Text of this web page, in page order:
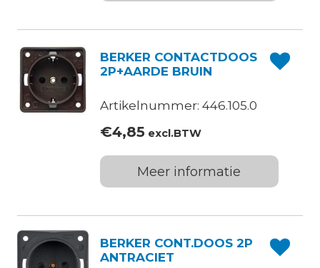
BERKER CONTACTDOOS
2P+AARDE BRUIN
Artikelnummer: 446.105.0
€4,85excl.BTW
Meer informatie
BERKER CONT.DOOS 2P
ANTRACIET